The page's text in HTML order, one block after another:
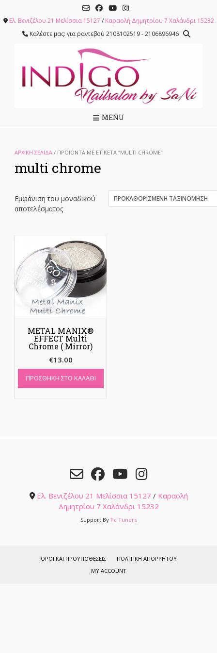
content
Ελ. Βενιζέλου 21 Μελίσσια 15127 / Καραολή Δημητρίου 7 Χαλάνδρι 15232
Καλέστε μας: για ραντεβού 2108102519 - 2106896946
MENU
ΑΡΧΙΚΉ ΣΕΛΊΔΑ / ΠΡΟΪΌΝΤΑ ΜΕ ΕΤΙΚΈΤΑ “MULTI CHROME”
multi chrome
Εμφάνιση του μοναδικού
αποτελέσματος
METAL MANIX®
EFFECT Multi
Chrome ( Mirror)
€13.00
ΠΡΟΣΘΉΚΗ ΣΤΟ ΚΑΛΆΘΙ
Ελ. Βενιζέλου 21 Μελίσσια 15127 / Καραολή
Δημητρίου 7 Χαλάνδρι 15232
Support By Pc Tuners
ΌΡΟΙ ΚΑΙ ΠΡΟΫΠΟΘΈΣΕΙΣ
ΠΟΛΙΤΙΚΉ ΑΠΟΡΡΉΤΟΥ
MY ACCOUNT